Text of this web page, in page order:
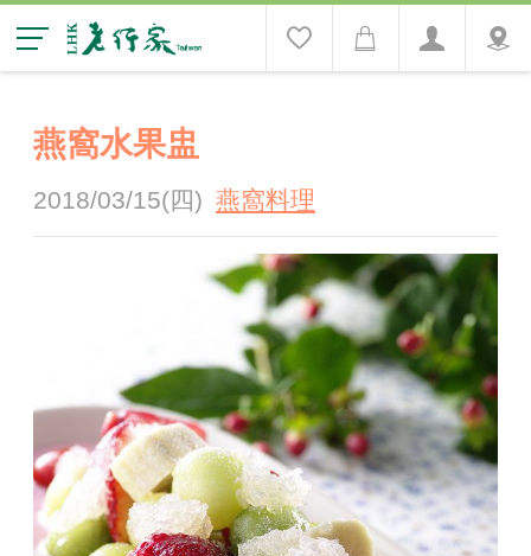
燕窩水果盅
2018/03/15(四) 燕窩料理